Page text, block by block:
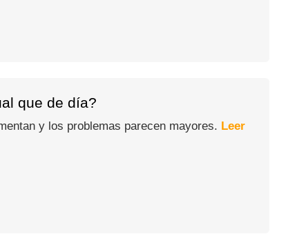
que de día?
y los problemas parecen mayores. Leer